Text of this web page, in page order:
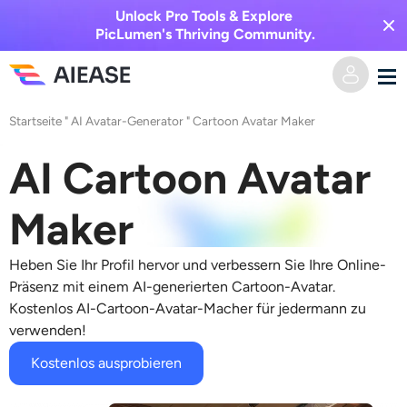
Unlock Pro Tools & Explore
PicLumen's Thriving Community.
Heim
KI-Video
Text zu Video
Bild zu Video
Videoeffekte
KI-Kuss-Generator
Videoeffekte
KI-Bild
Bild zu Bild
KI-Werkzeuge
Auszeichnung
Startseite "AI Avatar-Generator "Cartoon Avatar Maker
AI Cartoon Avatar
Maker
Heben Sie Ihr Profil hervor und verbessern Sie Ihre Online-
Präsenz mit einem AI-generierten Cartoon-Avatar.
Kostenlos AI-Cartoon-Avatar-Macherfür jedermann zu
verwenden!
Kostenlos ausprobieren